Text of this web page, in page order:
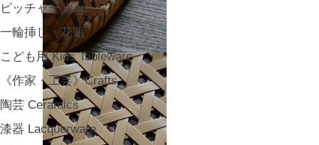
ピッチャー Jugs
一輪挿し・花瓶
こども用 Kids Tableware
《作家・工芸》Crafts
陶芸 Ceramics
漆器 Lacquerware